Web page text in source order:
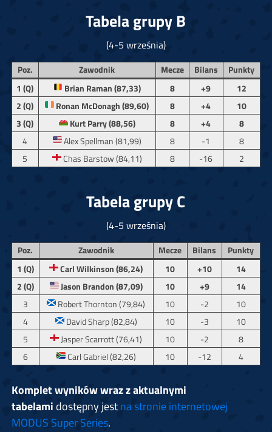
Tabela grupy B
(4-5 września)
Poz. Zawodnik Mecze Bilans
Punkty
1 (Q)
Brian Raman (87,33) 8 +9
12
2 (Q)
Ronan McDonagh (89,60) 8 +4
10
3 (Q)
Kurt Parry (88,56) 8 +4
8
4
Alex Spellman (81,99) 8 -1
8
5
Chas Barstow (84,11) 8 -16 2
Tabela grupy C
(4-5 września)
Poz. Zawodnik Mecze Bilans
Punkty
1 (Q)
Carl Wilkinson (86,24) 10 +10
14
2 (Q)
Jason Brandon (87,09) 10 +9
14
3
Robert Thornton (79,84) 10 -2
10
4
David Sharp (82,84) 10 -3
10
5
Jasper Scarrott (76,41) 10 -2
8
6
Carl Gabriel (82,26) 10 -12 4
Komplet wyników wraz z aktualnymi
tabelami dostępny jestna stronie internetowej
MODUS Super Series.